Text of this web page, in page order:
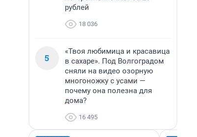
рублей
18 036
5
«Твоя любимица и красавица
в сахаре». Под Волгоградом
сняли на видео озорную
многоножку с усами —
почему она полезна для
дома?
16 495